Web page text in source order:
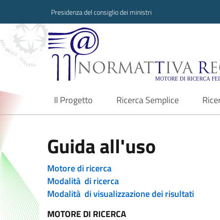
Presidenza del consiglio dei ministri
Normattiva
Il Progetto
current Ricerca Semplice
Guida all'uso
Motore di ricerca
Modalità di ricerca
Modalità di visualizzazione dei risultati
MOTORE DI RICERCA